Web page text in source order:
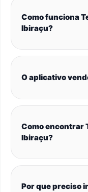
Como funciona
Ibiraçu?
O aplicativo
Como encontrar
Ibiraçu?
Por que preciso